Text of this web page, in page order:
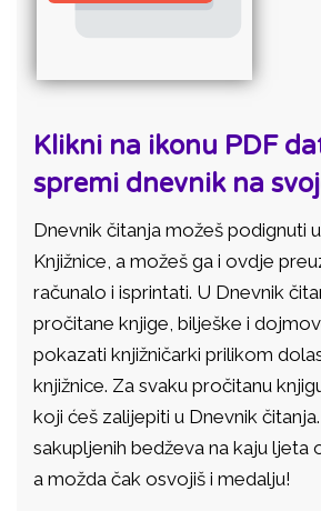
Klikni na ikonu PDF
spremi dnevnik na
Dnevnik čitanja možeš podignuti
Knjižnice, a možeš ga i ovdje
računalo i isprintati. U Dnevnik
pročitane knjige, bilješke i
pokazati knjižničarki prilikom
knjižnice. Za svaku pročitanu
koji ćeš zalijepiti u Dnevnik
sakupljenih bedževa na kaju ljeta
a možda čak osvojiš i medalju!